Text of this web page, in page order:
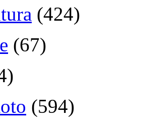
(424)
(67)
(594)